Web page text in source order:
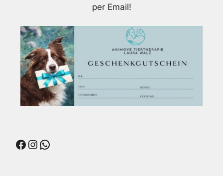
per Email!
Facebook
Instagram
WhatsApp